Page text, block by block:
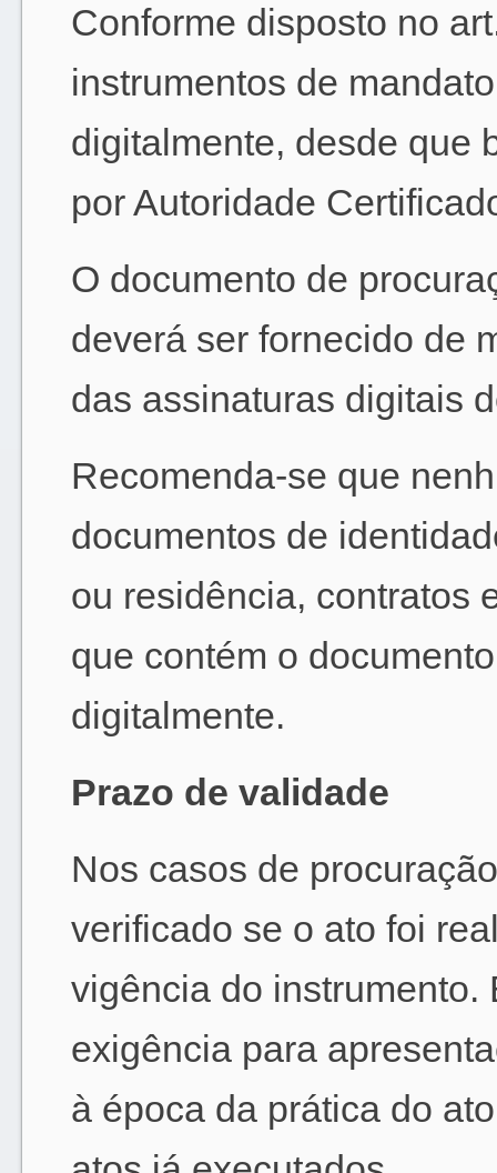
Conforme disposto no
instrumentos de
digitalmente, desde que
por Autoridade
O documento de
deverá ser fornecido de
das assinaturas digitais
Recomenda-se que
documentos de
ou residência, contratos
que contém o
digitalmente.
Prazo de validade
Nos casos de
verificado se o ato foi
vigência do instrumento.
exigência para
à época da prática do